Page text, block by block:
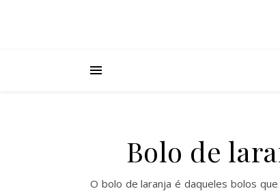
Bolo de
O bolo de laranja é daqueles bolos